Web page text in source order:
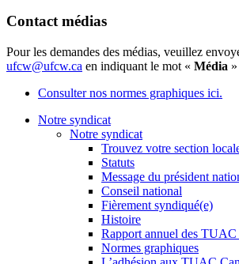
Contact médias
Pour les demandes des médias, veuillez
ufcw@ufcw.ca en indiquant le mot « Média
Consulter nos normes graphiques ici.
Notre syndicat
Notre syndicat
Trouvez votre section
Statuts
Message du président
Conseil national
Fièrement syndiqué(e)
Histoire
Rapport annuel des TUAC
Normes graphiques